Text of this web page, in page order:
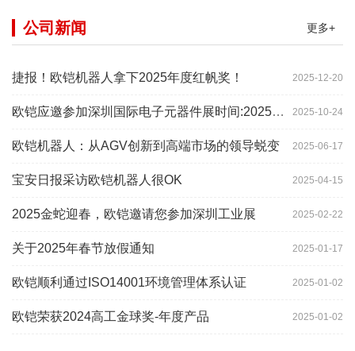
更多+
公司新闻
2025-12-20
捷报！欧铠机器人拿下2025年度红帆奖！
2025-10-24
欧铠应邀参加深圳国际电子元器件展时间:2025年10月28-
2025-06-17
欧铠机器人：从AGV创新到高端市场的领导蜕变
2025-04-15
宝安日报采访欧铠机器人很OK
2025-02-22
2025金蛇迎春，欧铠邀请您参加深圳工业展
2025-01-17
关于2025年春节放假通知
2025-01-02
欧铠顺利通过ISO14001环境管理体系认证
2025-01-02
欧铠荣获2024高工金球奖-年度产品